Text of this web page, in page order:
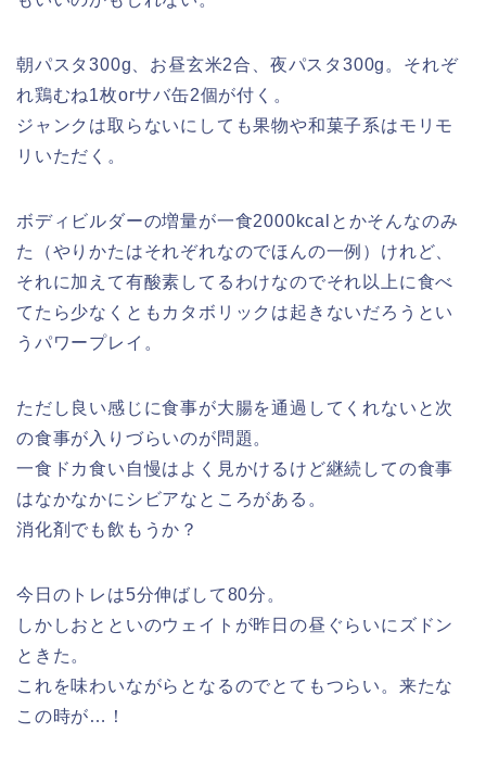
朝パスタ300g、お昼玄米2合、夜パスタ300g。それぞ
れ鶏むね1枚orサバ缶2個が付く。
ジャンクは取らないにしても果物や和菓子系はモリモ
リいただく。
ボディビルダーの増量が一食2000kcalとかそんなのみ
た（やりかたはそれぞれなのでほんの一例）けれど、
それに加えて有酸素してるわけなのでそれ以上に食べ
てたら少なくともカタボリックは起きないだろうとい
うパワープレイ。
ただし良い感じに食事が大腸を通過してくれないと次
の食事が入りづらいのが問題。
一食ドカ食い自慢はよく見かけるけど継続しての食事
はなかなかにシビアなところがある。
消化剤でも飲もうか？
今日のトレは5分伸ばして80分。
しかしおとといのウェイトが昨日の昼ぐらいにズドン
ときた。
これを味わいながらとなるのでとてもつらい。来たな
この時が…！